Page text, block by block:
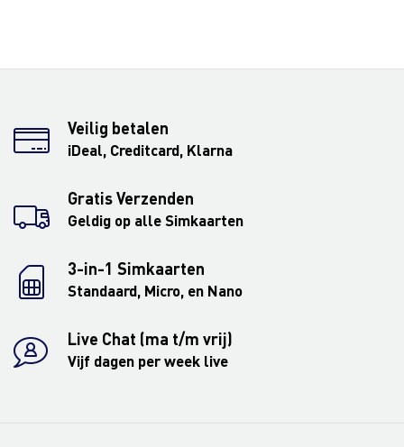
Veilig betalen
iDeal, Creditcard, Klarna
Gratis Verzenden
Geldig op alle Simkaarten
3-in-1 Simkaarten
Standaard, Micro, en Nano
Live Chat (ma t/m vrij)
Vijf dagen per week live